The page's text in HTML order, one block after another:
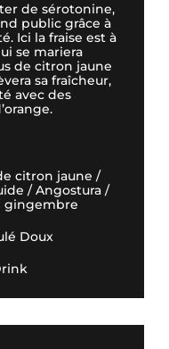
de sérotonine,
public grâce à
Ici la fraise est à
se mariera
de citron jaune
sa fraîcheur,
avec des
citron jaune /
/ Angostura /
gingembre
Doux